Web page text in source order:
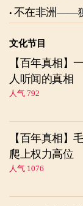
不在非洲——
文化节目
【百年真相】
人听闻的真相
人气 792
【百年真相】
爬上权力高位
人气 1076